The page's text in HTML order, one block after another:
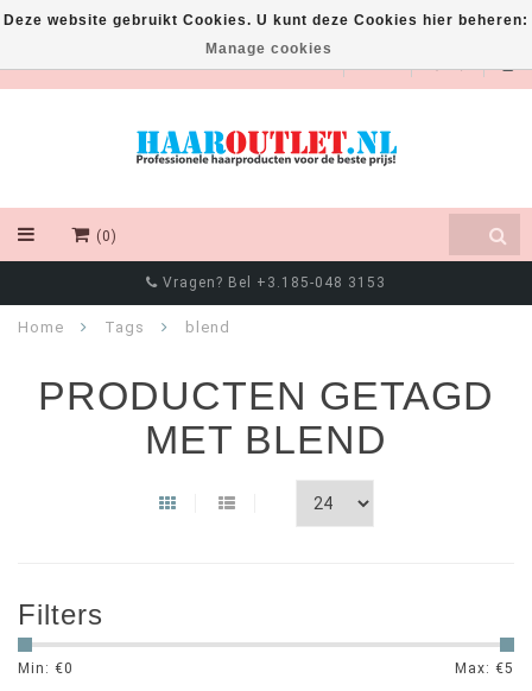
EUR
(0)
Vragen? Bel +3.185-048 3153
Home Tags blend
PRODUCTEN GETAGD
MET BLEND
Filters
Min: €0 Max: €5
Deze website gebruikt Cookies. U kunt deze Cookies hier beheren:
Manage cookies